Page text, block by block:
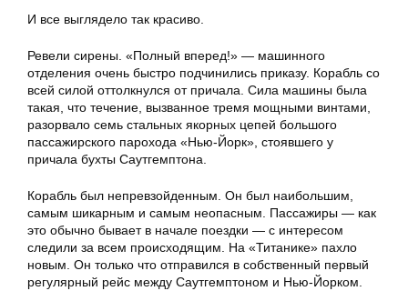
И все выглядело так красиво.
Ревели сирены. «Полный вперед!» — машинного
отделения очень быстро подчинились приказу. Корабль со
всей силой оттолкнулся от причала. Сила машины была
такая, что течение, вызванное тремя мощными винтами,
разорвало семь стальных якорных цепей большого
пассажирского парохода «Нью-Йорк», стоявшего у
причала бухты Саутгемптона.
Корабль был непревзойденным. Он был наибольшим,
самым шикарным и самым неопасным. Пассажиры — как
это обычно бывает в начале поездки — с интересом
следили за всем происходящим. На «Титанике» пахло
новым. Он только что отправился в собственный первый
регулярный рейс между Саутгемптоном и Нью-Йорком.